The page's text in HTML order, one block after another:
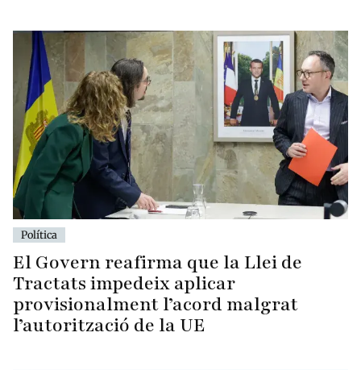
Política
El Govern reafirma que la Llei de
Tractats impedeix aplicar
provisionalment l’acord malgrat
l’autorització de la UE